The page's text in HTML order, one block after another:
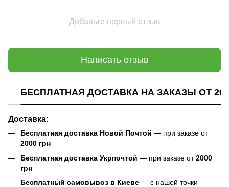
Добавьте первый отзыв
Написать отзыв
БЕСПЛАТНАЯ ДОСТАВКА НА ЗАКАЗЫ ОТ
Доставка:
Бесплатная доставка Новой Почтой — при заказе от
2000 грн
Бесплатная доставка Укрпочтой — при заказе от2000
грн
Бесплатный самовывоз в Киеве — с нашей точки